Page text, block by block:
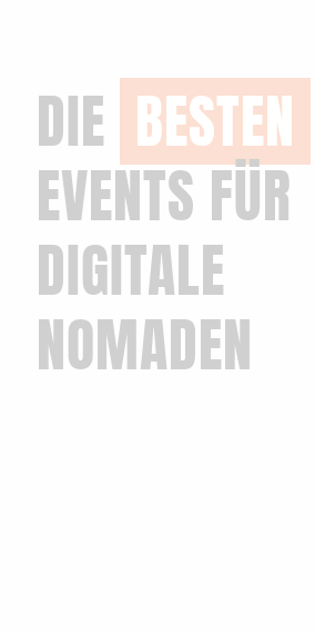
DIE BESTEN
EVENTS FÜR
DIGITALE
NOMADEN